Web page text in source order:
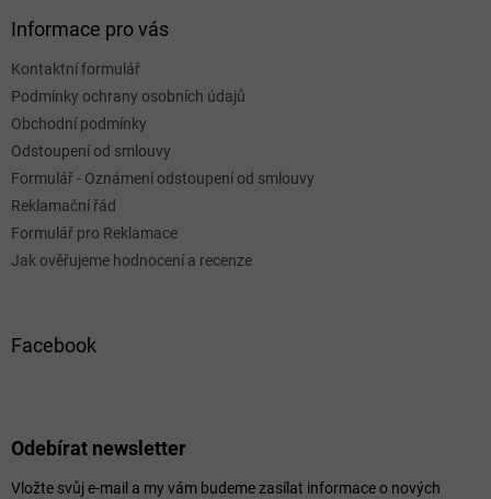
Informace pro vás
Kontaktní formulář
Podmínky ochrany osobních údajů
Obchodní podmínky
Odstoupení od smlouvy
Formulář - Oznámení odstoupení od smlouvy
Reklamační řád
Formulář pro Reklamace
Jak ověřujeme hodnocení a recenze
Facebook
Odebírat newsletter
Vložte svůj e-mail a my vám budeme zasílat informace o nových